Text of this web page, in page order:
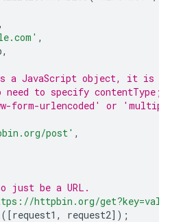
,
,
,
is a JavaScript object, it is
need to specify
form-urlencoded' or
post' ,
just be a URL.
httpbin.org/
([request1 , request2]);